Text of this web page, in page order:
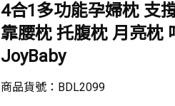
4合1多功能孕婦枕 支
靠腰枕 托腹枕 月亮枕
JoyBaby
商品貨號： BDL2099